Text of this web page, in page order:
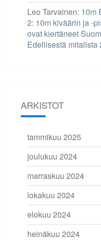
Leo Tarvainen: 10m
2: 10m kiväärin ja -
ovat kiertäneet
Edellisestä mitalista
ARKISTOT
tammikuu 2025
joulukuu 2024
marraskuu 2024
lokakuu 2024
elokuu 2024
heinäkuu 2024